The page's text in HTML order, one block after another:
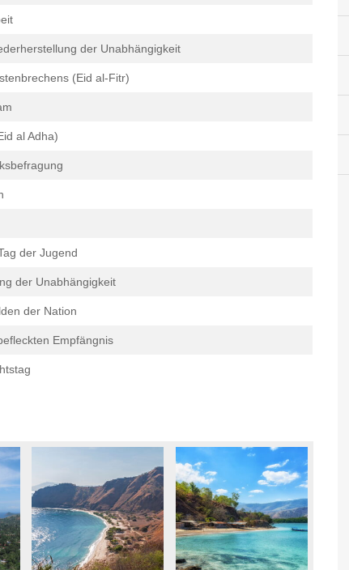
der Unabhängigkeit
(Eid al-Fitr)
al Adha)
der Jugend
der Unabhängigkeit
der Nation
Empfängnis